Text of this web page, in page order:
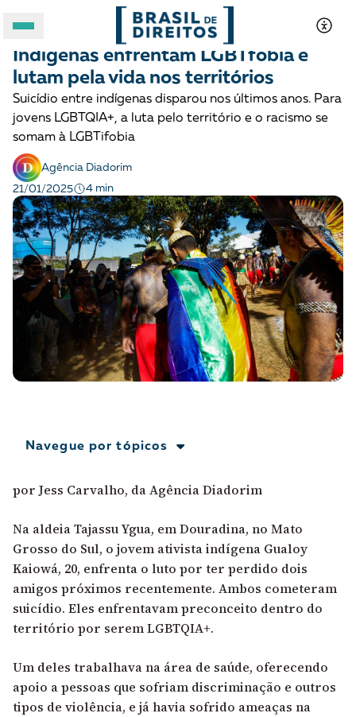
A BRASIL DE DIREITOS
ASSUNTOS
FORMATOS
Apoie a Brasil de Direitos
A [BD] conta as histórias de quem defende
Notícias
Indígenas enfrentam LGBTfobia e
lutam pela vida nos territórios
Suicídio entre indígenas disparou nos últimos anos. Para
jovens LGBTQIA+, a luta pelo território e o racismo se
somam à LGBTifobia
Agência Diadorim
21/01/2025
4 min
Navegue por tópicos
por Jess Carvalho, da Agência Diadorim
Na aldeia Tajassu Ygua, em Douradina, no Mato
Grosso do Sul, o jovem ativista indígena Gualoy
Kaiowá, 20, enfrenta o luto por ter perdido dois
amigos próximos recentemente. Ambos cometeram
suicídio. Eles enfrentavam preconceito dentro do
território por serem LGBTQIA+.
Um deles trabalhava na área de saúde, oferecendo
apoio a pessoas que sofriam discriminação e outros
tipos de violência, e já havia sofrido ameaças na